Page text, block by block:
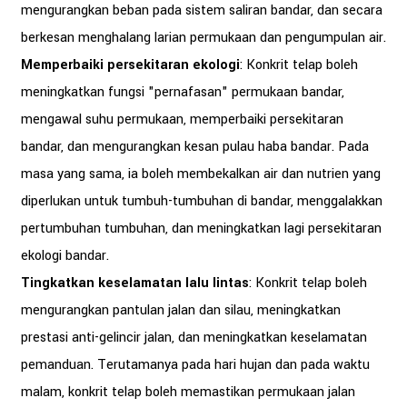
mengurangkan beban pada sistem saliran bandar, dan secara
berkesan menghalang larian permukaan dan pengumpulan air.
Memperbaiki persekitaran ekologi: Konkrit telap boleh
meningkatkan fungsi "pernafasan" permukaan bandar,
mengawal suhu permukaan, memperbaiki persekitaran
bandar, dan mengurangkan kesan pulau haba bandar. Pada
masa yang sama, ia boleh membekalkan air dan nutrien yang
diperlukan untuk tumbuh-tumbuhan di bandar, menggalakkan
pertumbuhan tumbuhan, dan meningkatkan lagi persekitaran
ekologi bandar.
Tingkatkan keselamatan lalu lintas: Konkrit telap boleh
mengurangkan pantulan jalan dan silau, meningkatkan
prestasi anti-gelincir jalan, dan meningkatkan keselamatan
pemanduan. Terutamanya pada hari hujan dan pada waktu
malam, konkrit telap boleh memastikan permukaan jalan